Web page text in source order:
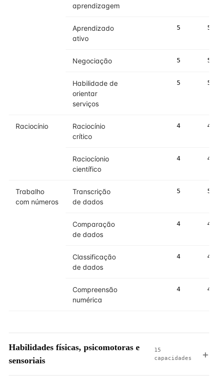
aprendizagem
Aprendizado
ativo
5 5
Negociação 5 5
Habilidade de
orientar
serviços
5 5
Raciocínio
Raciocínio
crítico
4 4
Raciocíonio
científico
4 4
Trabalho
com números
Transcrição
de dados
5 5
Comparação
de dados
4 4
Classificação
de dados
4 4
Compreensão
numérica
4 4
Habilidades físicas, psicomotoras e
sensoriais
15
capacidades